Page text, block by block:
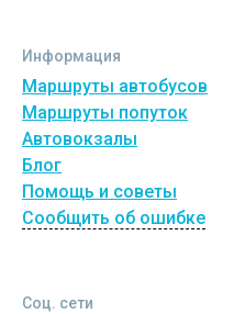
Информация
Маршруты автобусов
Маршруты попуток
Автовокзалы
Блог
Помощь и советы
Сообщить об ошибке
Соц. сети